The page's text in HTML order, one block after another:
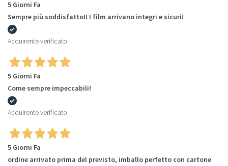
5 Giorni Fa
Sempre più soddisfatto!! I film arrivano integri e sicuri!
Acquirente verificato
5 Giorni Fa
Come sempre impeccabili!
Acquirente verificato
5 Giorni Fa
ordine arrivato prima del previsto, imballo perfetto con cartone